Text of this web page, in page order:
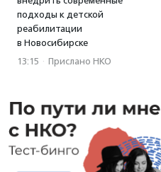
подходы к детской
реабилитации
в Новосибирске
13:15 · Прислано НКО